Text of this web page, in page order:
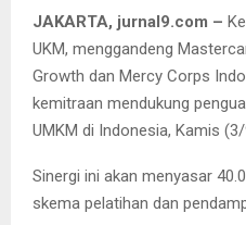
JAKARTA, jurnal9.com –
UKM, menggandeng
Growth dan Mercy Corps
kemitraan mendukung
UMKM di Indonesia, Kamis (3/
Sinergi ini akan menyasar
skema pelatihan dan